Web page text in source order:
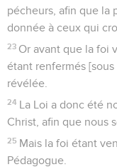
pécheurs, afin que la
donnée à ceux qui
23 Or avant que la foi
étant renfermés
révélée.
24 La Loi a donc été
Christ, afin que nous
25 Mais la foi étant
Pédagogue.